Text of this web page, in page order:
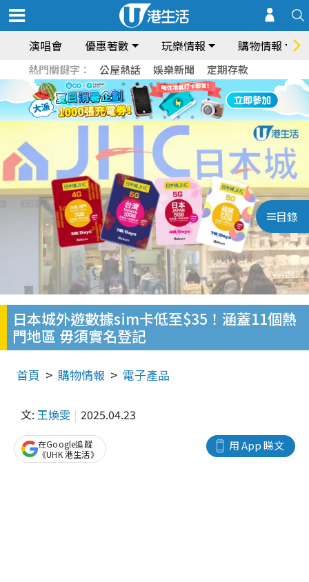
演唱會 優惠著數 玩樂情報 購物情報
熱門關鍵字： 公屋熱話 娛樂新聞 定期存款
目錄
日本城外遊數據sim卡低至$35！涵蓋11個熱
門地區 毋須實名登記
首頁 購物情報 電子產品
文: 王煥雯 2025.04.23
用 App 睇文
在Google追蹤
《UHK 港生活》